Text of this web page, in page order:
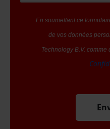
En soumettant ce
de vos données
Technology B.V. comme